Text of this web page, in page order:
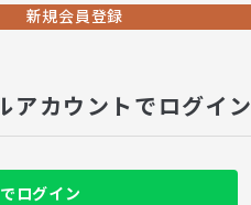
新規会員登録
アカウントでログイン
ログイン